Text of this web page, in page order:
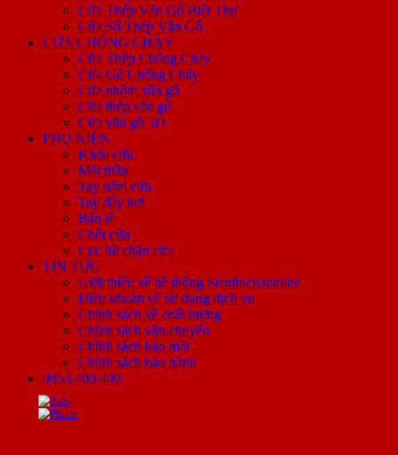
Cửa Thép Vân Gỗ Biệt Thự
Cửa Sổ Thép Vân Gỗ
CỬA CHỐNG CHÁY
Cửa Thép Chống Cháy
Cửa Gỗ Chống Cháy
Cửa nhôm vân gỗ
Cửa thép vân gỗ
Cửa vân gỗ 5D
PHỤ KIỆN
Khóa cửa
Mắt thần
Tay nắm cửa
Tay đẩy hơi
Bản lề
Chốt cửa
Cục hít chặn cửa
TIN TỨC
Giới thiệu về hệ thống Sieuthicuaonline
Điều khoản về sử dụng dịch vụ
Chính sách về chất lượng
Chính sách vận chuyển
Chính sách bảo mật
Chính sách bảo hành
0853.400.400